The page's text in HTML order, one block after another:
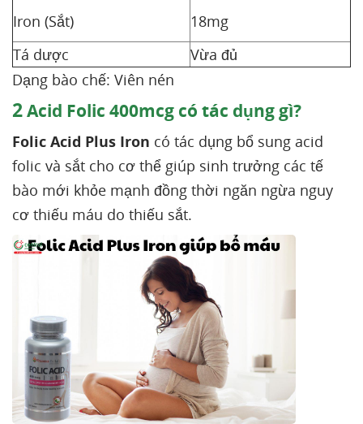
Iron (Sắt)
18mg
Tá dược
Vừa đủ
Dạng bào chế: Viên nén
2Acid Folic 400mcg có tác dụng gì?
Folic Acid Plus Iron có tác dụng bổ sung acid
folic và sắt cho cơ thể giúp sinh trưởng các tế
bào mới khỏe mạnh đồng thời ngăn ngừa nguy
cơ thiếu máu do thiếu sắt.